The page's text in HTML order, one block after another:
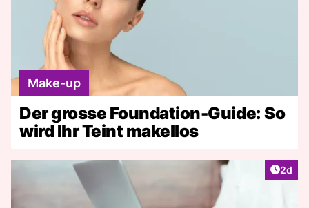
Make-up
Der grosse Foundation-Guide: So
wird Ihr Teint makellos
2d